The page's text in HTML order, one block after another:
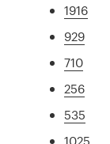
1916
929
710
256
535
1025